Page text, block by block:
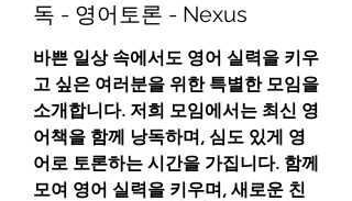
독 - 영어토론 - Nexus
바쁜 일상 속에서도 영어 실력을 키우
고 싶은 여러분을 위한 특별한 모임을
소개합니다. 저희 모임에서는 최신 영
어책을 함께 낭독하며, 심도 있게 영
어로 토론하는 시간을 가집니다. 함께
모여 영어 실력을 키우며, 새로운 친